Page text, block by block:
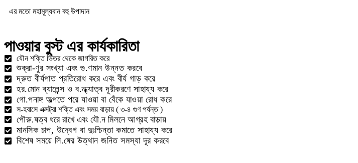
এর মতো মহামূল্যবান বহু উপাদান
পাওয়ার বুস্ট এর কার্যকারিতা
যৌন শক্তি ভিতর থেকে জাগরিত করে
শুক্রা-ণুর সংখ্যা এবং গু.ণমান উন্নত করবে
দ্রুত বীর্যপাত প্রতিরোধ করে এবং বীর্য গাড় করে
হর.মোন ব্যালেন্স ও ব.ন্ধ্যাত্ব দূরীকরণে সাহায্য করে
গো.পনাঙ্গ অল্পতে পরে যাওয়া বা বেঁকে যাওয়া রোধ করে
স-হবাসে এক্সট্রা শক্তি এবং সময় বাড়ায় ( ৩-৪ গুণ পর্যন্ত )
পৌরু.ষত্ব ধরে রাখে এবং যৌ.ন মিলনে আগ্রহ বাড়ায়
মানসিক চাপ, উদ্বেগ বা দুঃশ্চিন্তা কমাতে সাহায্য করে
বিশেষ সময়ে লি.ঙ্গের উত্থান জনিত সমস্যা দূর করবে